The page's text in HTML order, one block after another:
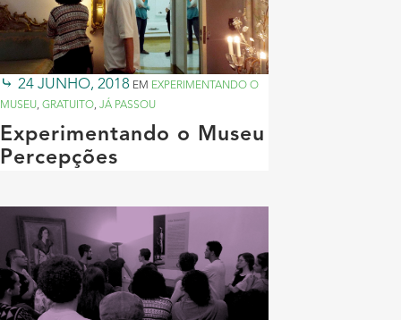
24 JUNHO, 2018 EM EXPERIMENTANDO O
MUSEU, GRATUITO, JÁ PASSOU
Experimentando o Museu
Percepções